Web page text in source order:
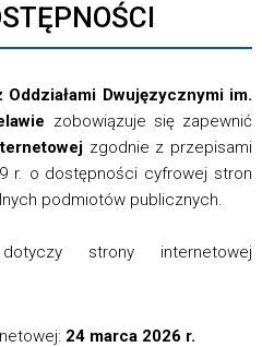
Dwujęzycznymi im.
zobowiązuje się zapewnić
zgodnie z przepisami
r. o dostępności cyfrowej stron
podmiotów publicznych.
strony internetowej
24 marca 2026 r.